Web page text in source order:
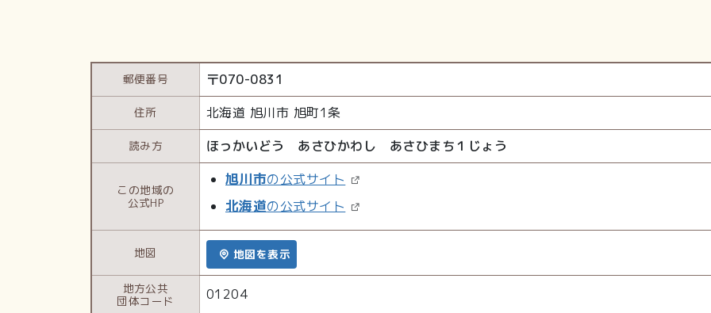
郵便番号 〒070-0831
住所 北海道 旭川市 旭町1条
読み方 ほっかいどう あさひかわし あさひまち１じょう
この地域の
公式HP
旭川市の公式サイト
北海道の公式サイト
地図 地図を表示
地方公共
団体コード
01204